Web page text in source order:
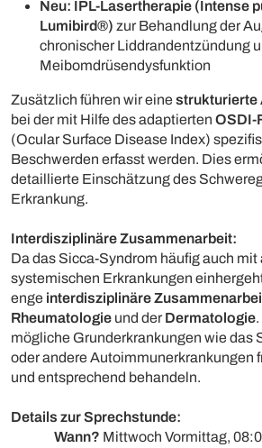
Neu: IPL-Lasertherapie (Intense
Lumibird®) zur Behandlung der
chronischer Liddrandentzündung
Meibomdrüsendysfunktion
Zusätzlich führen wir einestrukturierte
bei der mit Hilfe des adaptierten OSDI-
(Ocular Surface Disease Index)
Beschwerden erfasst werden. Dies
detaillierte Einschätzung des
Erkrankung.
Interdisziplinäre Zusammenarbeit:
Da das Sicca-Syndrom häufig auch mit
systemischen Erkrankungen
enge interdisziplinäre
Rheumatologie und der Dermatologie
mögliche Grunderkrankungen wie das
oder andere Autoimmunerkrankungen
und entsprechend behandeln.
Details zur Sprechstunde:
Wann? Mittwoch Vormittag,